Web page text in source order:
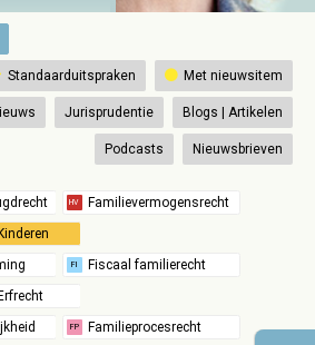
Standaarduitspraken Met nieuwsitem
Jurisprudentie Blogs | Artikelen
Podcasts Nieuwsbrieven